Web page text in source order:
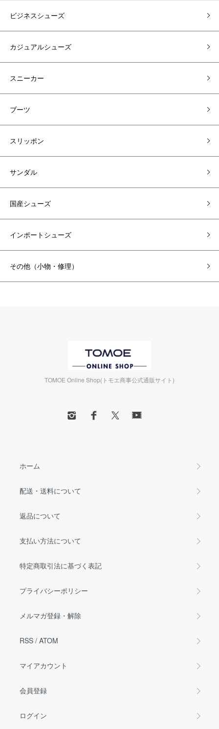
ビジネスシューズ
カジュアルシューズ
スニーカー
ブーツ
スリッポン
サンダル
国産シューズ
インポートシューズ
その他（小物・修理）
TOMOE Online Shop(トモエ商事公式通販サイト)
ホーム
配送・送料について
返品について
支払い方法について
特定商取引法に基づく表記
プライバシーポリシー
メルマガ登録・解除
RSS / ATOM
マイアカウント
会員登録
ログイン